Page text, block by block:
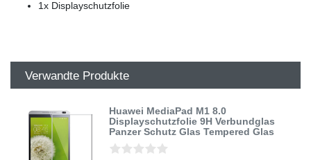
1x Displayschutzfolie
Verwandte Produkte
Huawei MediaPad M1 8.0
Displayschutzfolie 9H Verbundglas
Panzer Schutz Glas Tempered Glas